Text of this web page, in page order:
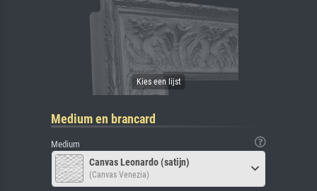
Medium en brancard
Medium
Canvas Leonardo (satijn)
(Canvas Venezia)